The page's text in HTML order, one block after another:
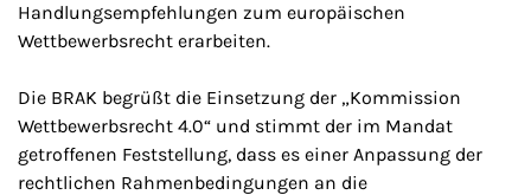
Handlungsempfehlungen zum europäischen
Wettbewerbsrecht erarbeiten.
Die BRAK begrüßt die Einsetzung der „Kommission
Wettbewerbsrecht 4.0“ und stimmt der im Mandat
getroffenen Feststellung, dass es einer Anpassung der
rechtlichen Rahmenbedingungen an die